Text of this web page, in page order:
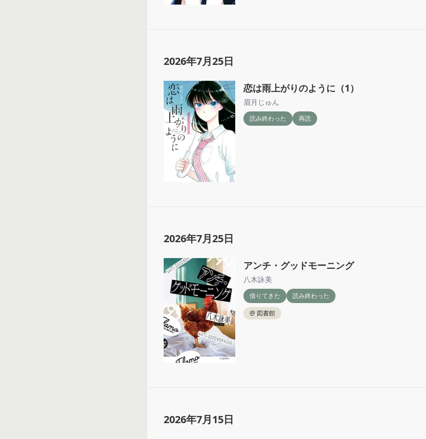
2026年7月25日
恋は雨上がりのように（1）
眉月じゅん
読み終わった 再読
2026年7月25日
アンチ・グッドモーニング
八木詠美
借りてきた
読み終わった
@ 図書館
2026年7月15日